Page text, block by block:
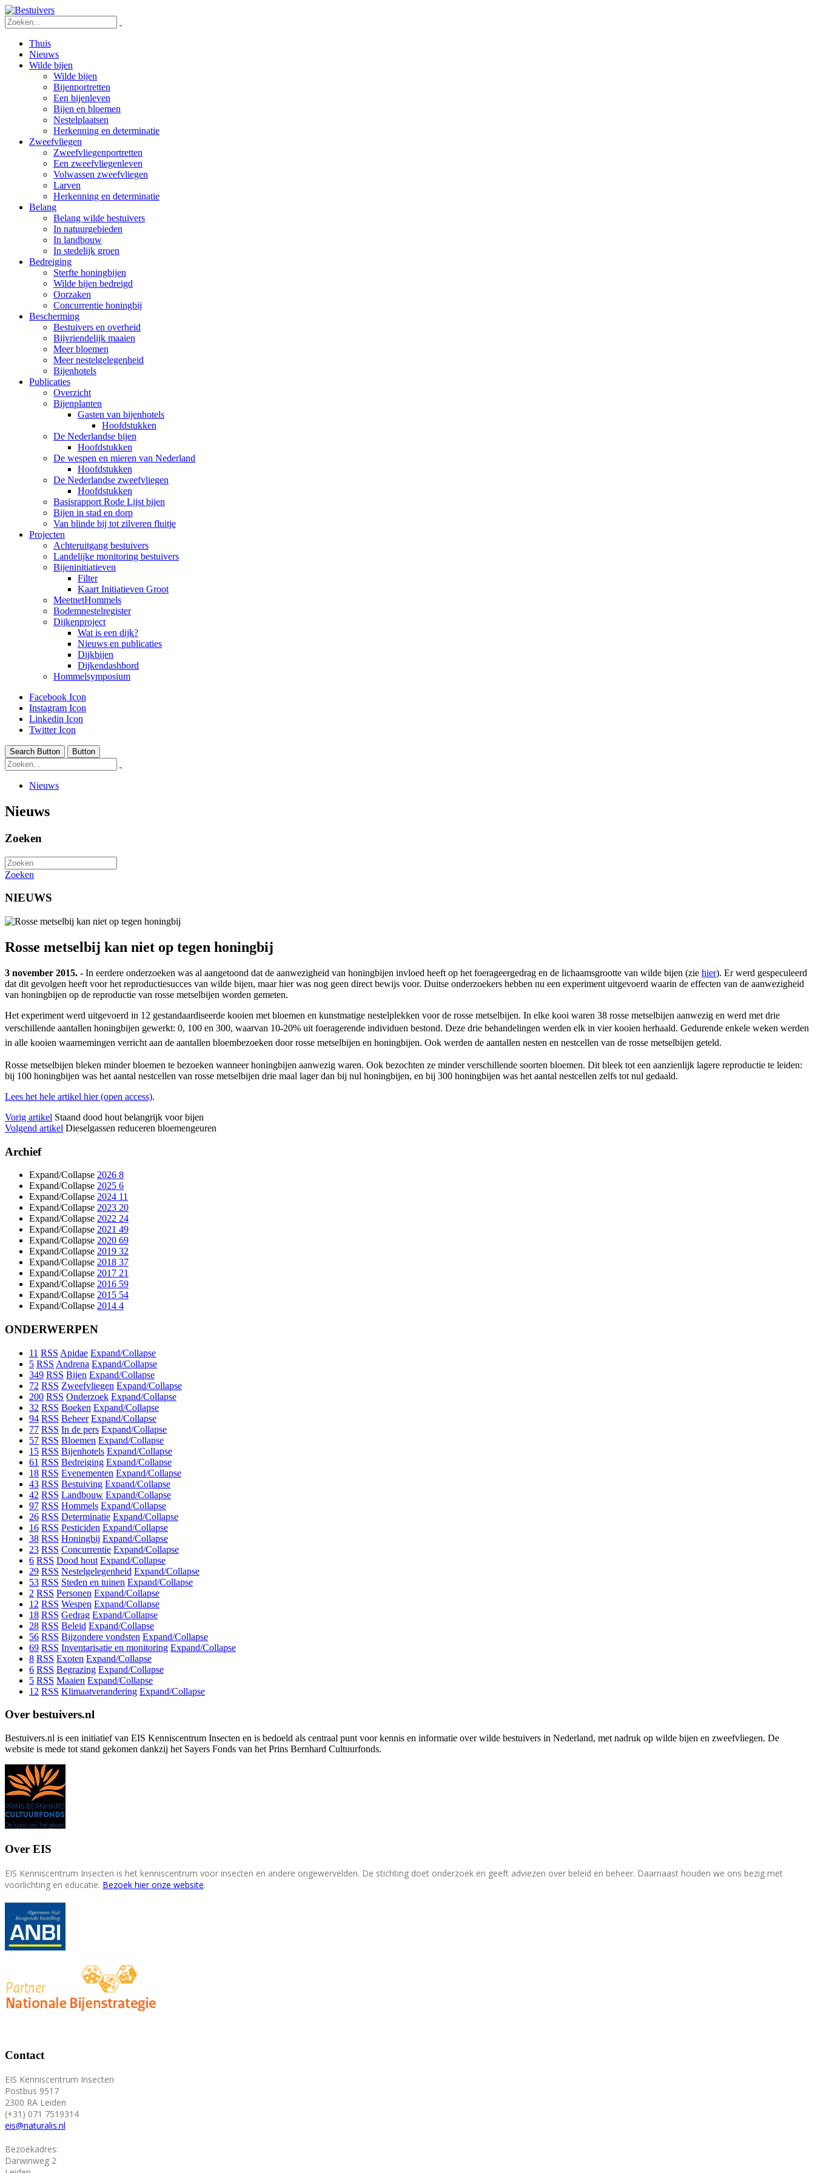
Thuis
Nieuws
Wilde bijen
Wilde bijen
Bijenportretten
Een bijenleven
Bijen en bloemen
Nestelplaatsen
Herkenning en determinatie
Zweefvliegen
Zweefvliegenportretten
Een zweefvliegenleven
Volwassen zweefvliegen
Larven
Herkenning en determinatie
Belang
Belang wilde bestuivers
In natuurgebieden
In landbouw
In stedelijk groen
Bedreiging
Sterfte honingbijen
Wilde bijen bedreigd
Oorzaken
Concurrentie honingbij
Bescherming
Bestuivers en overheid
Bijvriendelijk maaien
Meer bloemen
Meer nestelgelegenheid
Bijenhotels
Publicaties
Overzicht
Bijenplanten
Gasten van bijenhotels
Hoofdstukken
De Nederlandse bijen
Hoofdstukken
De wespen en mieren van Nederland
Hoofdstukken
De Nederlandse zweefvliegen
Hoofdstukken
Basisrapport Rode Lijst bijen
Bijen in stad en dorp
Van blinde bij tot zilveren fluitje
Projecten
Achteruitgang bestuivers
Landelijke monitoring bestuivers
Bijeninitiatieven
Filter
Kaart Initiatieven Groot
MeetnetHommels
Bodemnestelregister
Dijkenproject
Wat is een dijk?
Nieuws en publicaties
Dijkbijen
Dijkendashbord
Hommelsymposium
Facebook Icon
Instagram Icon
Linkedin Icon
Twitter Icon
Search Button Button
Nieuws
Nieuws
Zoeken
Zoeken
NIEUWS
Rosse metselbij kan niet op tegen honingbij
3 november 2015. - In eerdere onderzoeken was al aangetoond dat de aanwezigheid van honingbijen invloed heeft op het foerageergedrag en de lichaamsgrootte van wilde bijen (zie hier). Er werd gespeculeerd
dat dit gevolgen heeft voor het reproductiesucces van wilde bijen, maar hier was nog geen direct bewijs voor. Duitse onderzoekers hebben nu een experiment uitgevoerd waarin de effecten van de aanwezigheid
van honingbijen op de reproductie van rosse metselbijen worden gemeten.
Het experiment werd uitgevoerd in 12 gestandaardiseerde kooien met bloemen en kunstmatige nestelplekken voor de rosse metselbijen. In elke kooi waren 38 rosse metselbijen aanwezig en werd met drie
verschillende aantallen honingbijen gewerkt: 0, 100 en 300, waarvan 10-20% uit foeragerende individuen bestond. Deze drie behandelingen werden elk in vier kooien herhaald. Gedurende enkele weken werden
in alle kooien waarnemingen verricht aan de aantallen bloembezoeken door rosse metselbijen en honingbijen. Ook werden de aantallen nesten en nestcellen van de rosse metselbijen geteld.
Rosse metselbijen bleken minder bloemen te bezoeken wanneer honingbijen aanwezig waren. Ook bezochten ze minder verschillende soorten bloemen. Dit bleek tot een aanzienlijk lagere reproductie te leiden:
bij 100 honingbijen was het aantal nestcellen van rosse metselbijen drie maal lager dan bij nul honingbijen, en bij 300 honingbijen was het aantal nestcellen zelfs tot nul gedaald.
Lees het hele artikel hier (open access).
Vorig artikel Staand dood hout belangrijk voor bijen
Volgend artikel Dieselgassen reduceren bloemengeuren
Archief
Expand/Collapse 2026 8
Expand/Collapse 2025 6
Expand/Collapse 2024 11
Expand/Collapse 2023 20
Expand/Collapse 2022 24
Expand/Collapse 2021 49
Expand/Collapse 2020 69
Expand/Collapse 2019 32
Expand/Collapse 2018 37
Expand/Collapse 2017 21
Expand/Collapse 2016 59
Expand/Collapse 2015 54
Expand/Collapse 2014 4
ONDERWERPEN
11 RSS Apidae Expand/Collapse
5 RSS Andrena Expand/Collapse
349 RSS Bijen Expand/Collapse
72 RSS Zweefvliegen Expand/Collapse
200 RSS Onderzoek Expand/Collapse
32 RSS Boeken Expand/Collapse
94 RSS Beheer Expand/Collapse
77 RSS In de pers Expand/Collapse
57 RSS Bloemen Expand/Collapse
15 RSS Bijenhotels Expand/Collapse
61 RSS Bedreiging Expand/Collapse
18 RSS Evenementen Expand/Collapse
43 RSS Bestuiving Expand/Collapse
42 RSS Landbouw Expand/Collapse
97 RSS Hommels Expand/Collapse
26 RSS Determinatie Expand/Collapse
16 RSS Pesticiden Expand/Collapse
38 RSS Honingbij Expand/Collapse
23 RSS Concurrentie Expand/Collapse
6 RSS Dood hout Expand/Collapse
29 RSS Nestelgelegenheid Expand/Collapse
53 RSS Steden en tuinen Expand/Collapse
2 RSS Personen Expand/Collapse
12 RSS Wespen Expand/Collapse
18 RSS Gedrag Expand/Collapse
28 RSS Beleid Expand/Collapse
56 RSS Bijzondere vondsten Expand/Collapse
69 RSS Inventarisatie en monitoring Expand/Collapse
8 RSS Exoten Expand/Collapse
6 RSS Begrazing Expand/Collapse
5 RSS Maaien Expand/Collapse
12 RSS Klimaatverandering Expand/Collapse
Over bestuivers.nl
Bestuivers.nl is een initiatief van EIS Kenniscentrum Insecten en is bedoeld als centraal punt voor kennis en informatie over wilde bestuivers in Nederland, met nadruk op wilde bijen en zweefvliegen. De
website is mede tot stand gekomen dankzij het Sayers Fonds van het Prins Bernhard Cultuurfonds.
Over EIS
EIS Kenniscentrum Insecten is het kenniscentrum voor insecten en andere ongewervelden. De stichting doet onderzoek en geeft adviezen over beleid en beheer. Daarnaast houden we ons bezig met
voorlichting en educatie. Bezoek hier onze website.
Contact
EIS Kenniscentrum Insecten
Postbus 9517
2300 RA Leiden
(+31) 071 7519314
eis@naturalis.nl
Bezoekadres:
Darwinweg 2